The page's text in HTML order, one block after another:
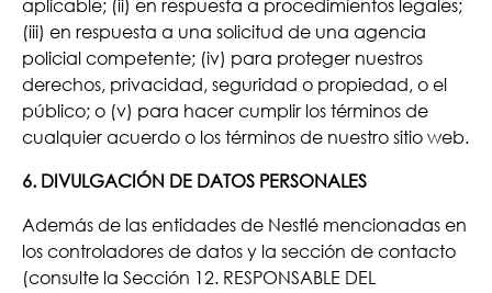
aplicable; (ii) en respuesta a procedimientos legales;
(iii) en respuesta a una solicitud de una agencia
policial competente; (iv) para proteger nuestros
derechos, privacidad, seguridad o propiedad, o el
público; o (v) para hacer cumplir los términos de
cualquier acuerdo o los términos de nuestro sitio web.
6. DIVULGACIÓN DE DATOS PERSONALES
Además de las entidades de Nestlé mencionadas en
los controladores de datos y la sección de contacto
(consulte la Sección 12. RESPONSABLE DEL